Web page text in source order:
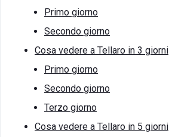
Primo giorno
Secondo giorno
Cosa vedere a Tellaro in 3 giorni
Primo giorno
Secondo giorno
Terzo giorno
Cosa vedere a Tellaro in 5 giorni